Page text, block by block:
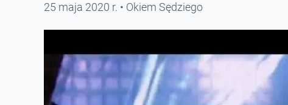
25 maja 2020 r. Okiem Sędziego